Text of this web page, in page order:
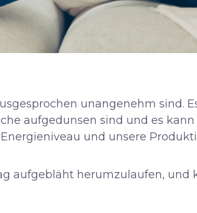
unangenehm sind.
aufgedunsen sind und es
und unsere
aufgebläht herumzulaufen, und